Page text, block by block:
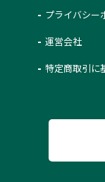
プライバシー
運営会社
特定商取引に